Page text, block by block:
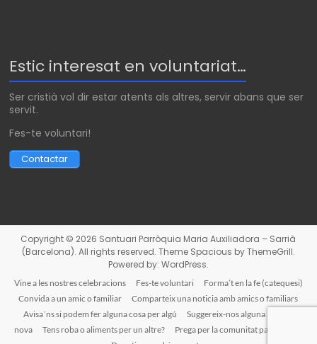
Estic interesat en voluntariat…
Ser cristià vol dir estar atents als altres, servir abans que ser
servit.
Fes-te voluntari!
Contactar
Copyright © 2026 Santuari Parròquia Maria Auxiliadora – Sarrià
(Barcelona). All rights reserved. Theme Spacious by ThemeGrill.
Powered by: WordPress.
Vine a les nostres celebracions Fes-te voluntari
Forma’t en la fe (catequesi)
Convida a un amic o familiar
Comparteix una noticia amb amics o familiars
Avisa´ns si podem fer alguna cosa per algú
Suggereix-nos alguna activitat
nova
Tens roba o aliments per un altre?
Prega per la comunitat parroquial